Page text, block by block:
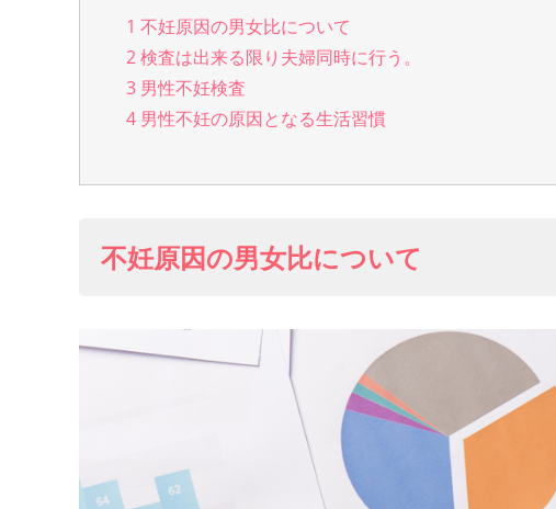
1 不妊原因の男女比について
2検査は出来る限り夫婦同時に行う。
3 男性不妊検査
4 男性不妊の原因となる生活習慣
不妊原因の男女比について